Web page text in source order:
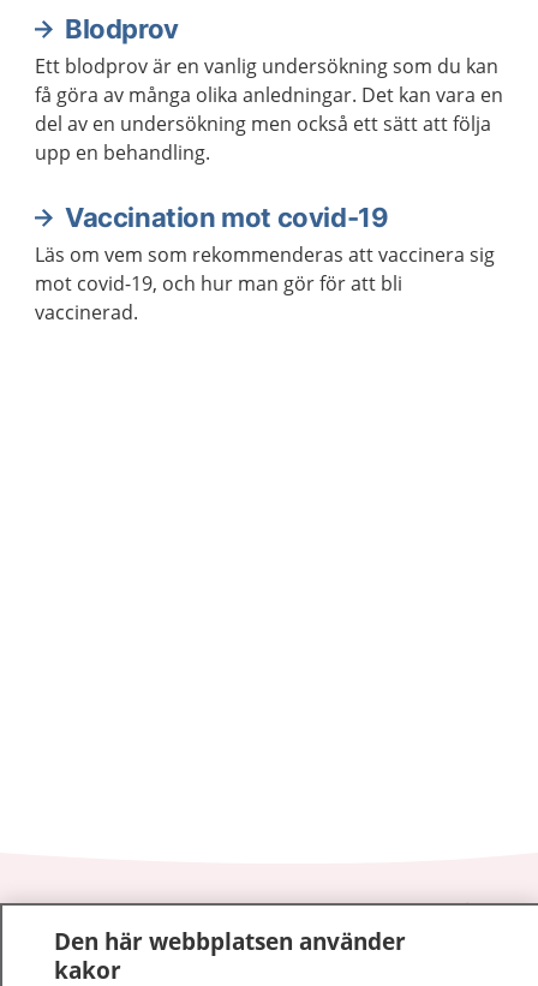
Blodprov
Ett blodprov är en vanlig undersökning som du kan
få göra av många olika anledningar. Det kan vara en
del av en undersökning men också ett sätt att följa
upp en behandling.
Vaccination mot covid-19
Läs om vem som rekommenderas att vaccinera sig
mot covid-19, och hur man gör för att bli
vaccinerad.
1177–tryggt om din hälsa och vård
På 1177.se får du råd om hälsa och information om
Den här webbplatsen använder
kakor